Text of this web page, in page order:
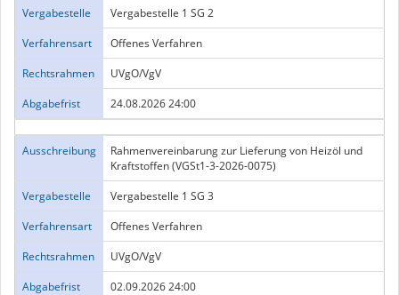
Vergabestelle
Vergabestelle 1 SG 2
Verfahrensart
Offenes Verfahren
Rechtsrahmen
UVgO/VgV
Abgabefrist
24.08.2026 24:00
Ausschreibung
Rahmenvereinbarung zur Lieferung von Heizöl und
Kraftstoffen (VGSt1-3-2026-0075)
Vergabestelle
Vergabestelle 1 SG 3
Verfahrensart
Offenes Verfahren
Rechtsrahmen
UVgO/VgV
Abgabefrist
02.09.2026 24:00